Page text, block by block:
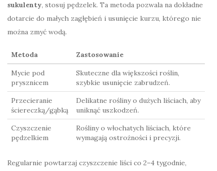
sukulenty, stosuj pędzelek. Ta metoda pozwala na dokładne
dotarcie do małych zagłębień i usunięcie kurzu, którego nie
można zmyć wodą.
Metoda Zastosowanie
Mycie pod
prysznicem
Skuteczne dla większości roślin,
szybkie usunięcie zabrudzeń.
Przecieranie
ściereczką/gąbką
Delikatne rośliny o dużych liściach, aby
uniknąć uszkodzeń.
Czyszczenie
pędzelkiem
Rośliny o włochatych liściach, które
wymagają ostrożności i precyzji.
Regularnie powtarzaj czyszczenie liści co 2–4 tygodnie,